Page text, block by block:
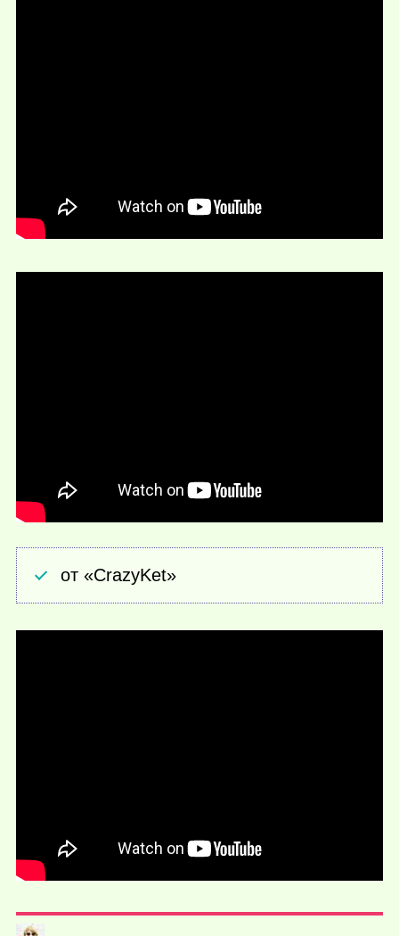
от «CrazyKet»